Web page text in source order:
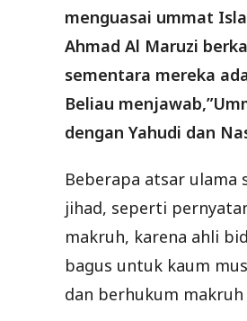
menguasai ummat
Ahmad Al Maruzi
sementara mereka
Beliau
dengan Yahudi dan
Beberapa atsar ulama
jihad, seperti
makruh, karena ahli
bagus untuk kaum
dan berhukum